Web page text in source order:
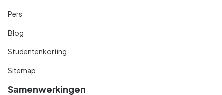
Pers
Blog
Studentenkorting
Sitemap
Samenwerkingen